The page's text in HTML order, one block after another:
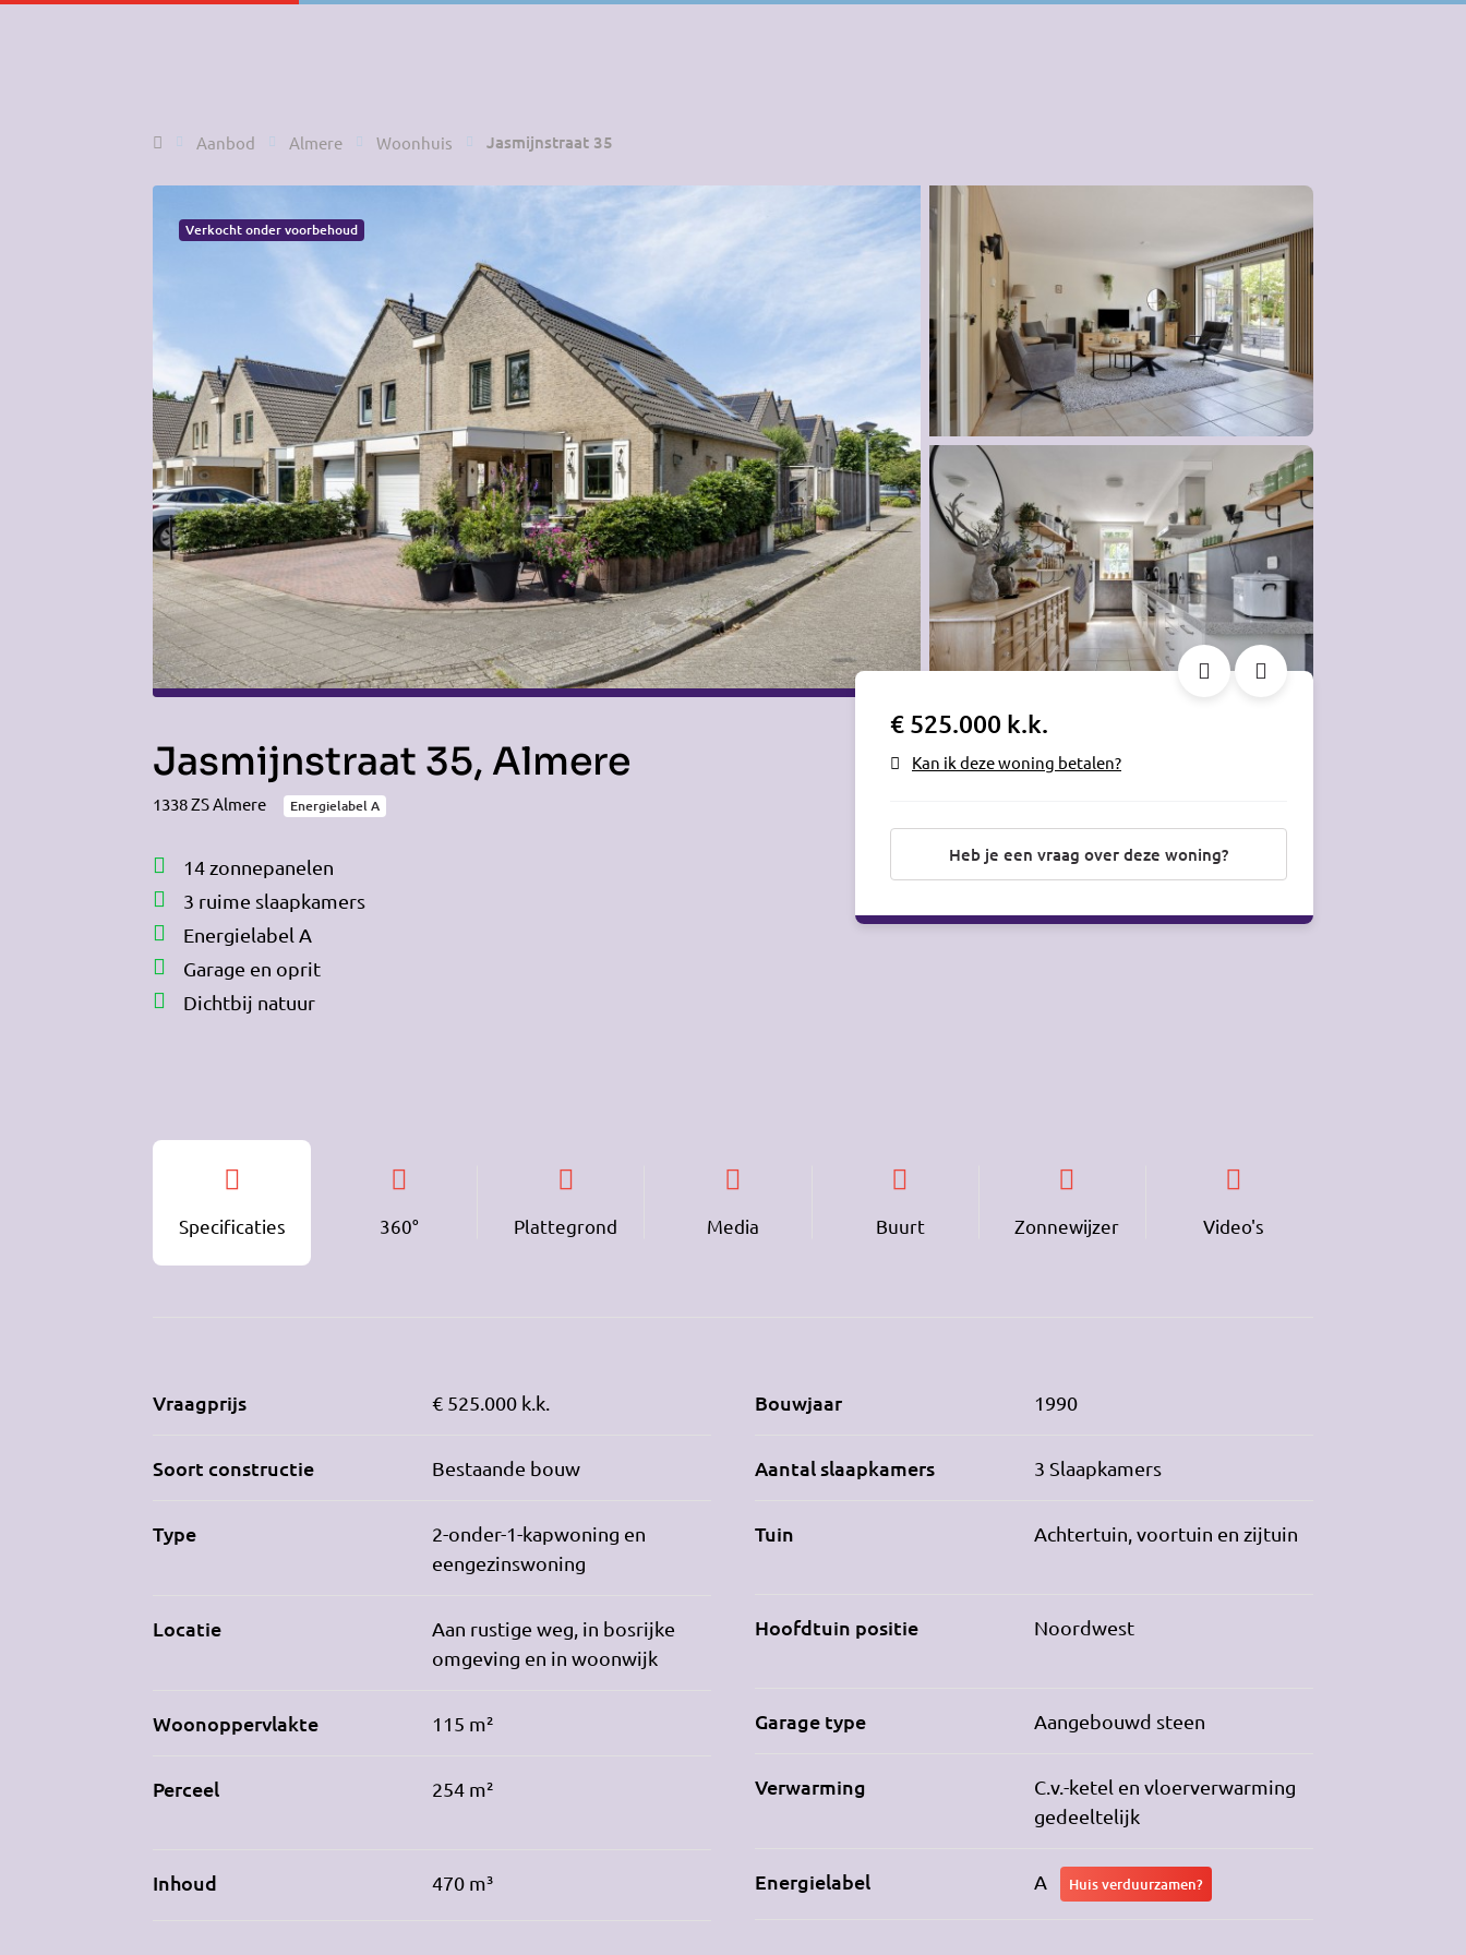
HomeAanbod Almere Woonhuis Jasmijnstraat 35
Verkocht onder voorbehoud
Jasmijnstraat 35, Almere
1338 ZS Almere Energielabel A
14 zonnepanelen
3 ruime slaapkamers
Energielabel A
Garage en oprit
Dichtbij natuur
€ 525.000 k.k.
Kan ik deze woning betalen?
Heb je een vraag over deze woning?
Specificaties 360° Plattegrond Media Buurt Zonnewijzer Video's
Vraagprijs € 525.000 k.k.
Soort constructie Bestaande bouw
Type
2-onder-1-kapwoning en
eengezinswoning
Locatie
Aan rustige weg, in bosrijke
omgeving en in woonwijk
Woonoppervlakte 115 m²
Perceel 254 m²
Inhoud 470 m³
Bouwjaar 1990
Aantal slaapkamers 3 Slaapkamers
Tuin Achtertuin, voortuin en zijtuin
Hoofdtuin positie Noordwest
Garage type Aangebouwd steen
Verwarming
C.v.-ketel en vloerverwarming
gedeeltelijk
Energielabel A Huis verduurzamen?